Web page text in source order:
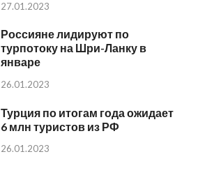
27.01.2023
Россияне лидируют по
турпотоку на Шри-Ланку в
январе
26.01.2023
Турция по итогам года ожидает
6 млн туристов из РФ
26.01.2023